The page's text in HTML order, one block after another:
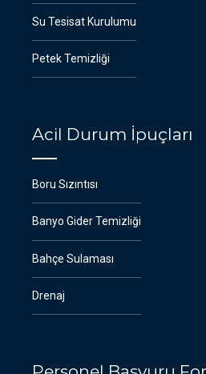
Su Tesisat Kurulumu
Petek Temizliği
Acil Durum İpuçları
Boru Sızıntısı
Banyo Gider Temizliği
Bahçe Sulaması
Drenaj